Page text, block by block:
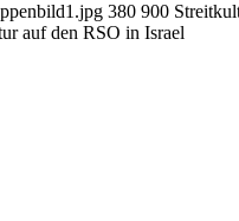
380 900
auf den RSO in Israel